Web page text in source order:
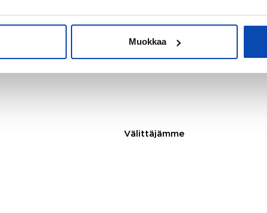
Muokkaa
Lähde:KVKL Hintaseurantapalvelu, käytetyt
Välittäjämme